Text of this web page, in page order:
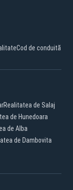
Cod de conduită
Realitatea de Salaj
de Hunedoara
de Alba
de Dambovita